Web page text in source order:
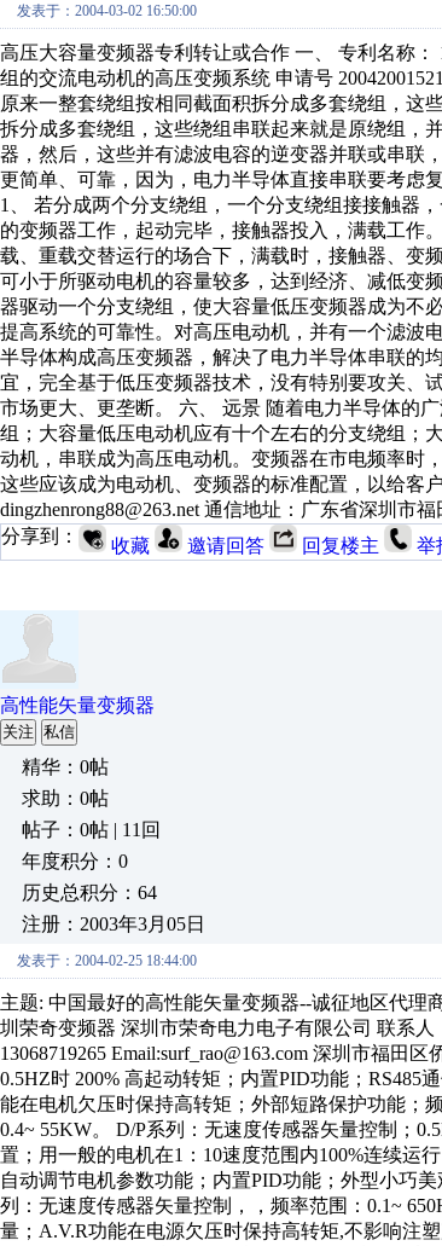
发表于：2004-03-02 16:50:00
高压大容量变频器专利转让或合作 一、 专利名称
组的交流电动机的高压变频系统 申请号
原来一整套绕组按相同截面积拆分成多套绕组，这
拆分成多套绕组，这些绕组串联起来就是原绕组，
器，然后，这些并有滤波电容的逆变器并联或串联
更简单、可靠，因为，电力半导体直接串联要考虑
1、 若分成两个分支绕组，一个分支绕组接接触器
的变频器工作，起动完毕，接触器投入，满载工
载、重载交替运行的场合下，满载时，接触器、变
可小于所驱动电机的容量较多，达到经济、减低变
器驱动一个分支绕组，使大容量低压变频器成为不
提高系统的可靠性。对高压电动机，并有一个滤波
半导体构成高压变频器，解决了电力半导体串联的
宜，完全基于低压变频器技术，没有特别要攻关、
市场更大、更垄断。 六、 远景 随着电力半导体的
组；大容量低压电动机应有十个左右的分支绕组；
动机，串联成为高压电动机。变频器在市电频率时
这些应该成为电动机、变频器的标准配置，以给客
dingzhenrong88@263.net 通信地址：广东省深圳市
分享到：
收藏 邀请回答 回复楼主 举
高性能矢量变频器
关注 私信
精华：0帖
求助：0帖
帖子：0帖 | 11回
年度积分：0
历史总积分：64
注册：2003年3月05日
发表于：2004-02-25 18:44:00
主题: 中国最好的高性能矢量变频器--诚征地区代理
圳荣奇变频器 深圳市荣奇电力电子有限公司 联系人
13068719265 Email:surf_rao@163.com 深圳市福田
0.5HZ时 200% 高起动转矩；内置PID功能；
能在电机欠压时保持高转矩；外部短路保护功能；
0.4~ 55KW。 D/P系列：无速度传感器矢量控制；
置；用一般的电机在1：10速度范围内100%连续运
自动调节电机参数功能；内置PID功能；外型小巧
列：无速度传感器矢量控制，，频率范围：0.1~
量；A.V.R功能在电源欠压时保持高转矩,不影响注